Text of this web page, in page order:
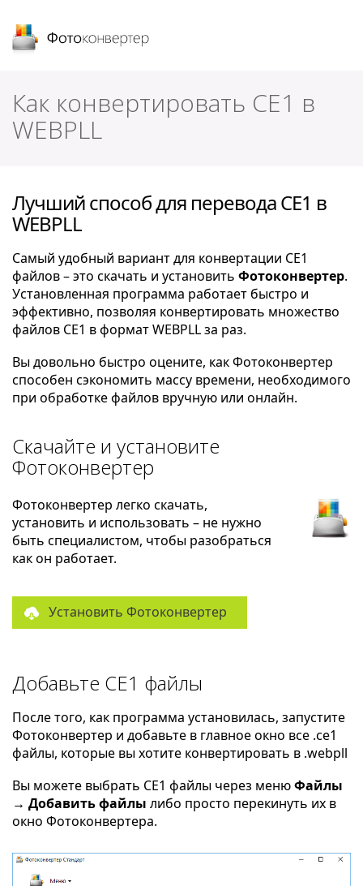
Как конвертировать CE1 в
WEBPLL
Лучший способ для перевода CE1 в
WEBPLL
Самый удобный вариант для конвертации CE1
файлов – это скачать и установить Фотоконвертер.
Установленная программа работает быстро и
эффективно, позволяя конвертировать множество
файлов CE1 в формат WEBPLL за раз.
Вы довольно быстро оцените, как Фотоконвертер
способен сэкономить массу времени, необходимого
при обработке файлов вручную или онлайн.
Скачайте и установите
Фотоконвертер
Фотоконвертер легко скачать,
установить и использовать – не нужно
быть специалистом, чтобы разобраться
как он работает.
Установить Фотоконвертер
Добавьте CE1 файлы
После того, как программа установилась, запустите
Фотоконвертер и добавьте в главное окно все .ce1
файлы, которые вы хотите конвертировать в .webpll
Вы можете выбрать CE1 файлы через менюФайлы
→ Добавить файлы либо просто перекинуть их в
окно Фотоконвертера.